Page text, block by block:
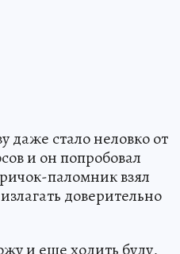
даже стало неловко от
и он попробовал
паломник взял
доверительно
и еще ходить буду,